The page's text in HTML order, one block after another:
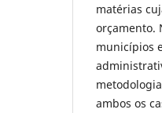
matérias
orçamento.
municípios
ambos os